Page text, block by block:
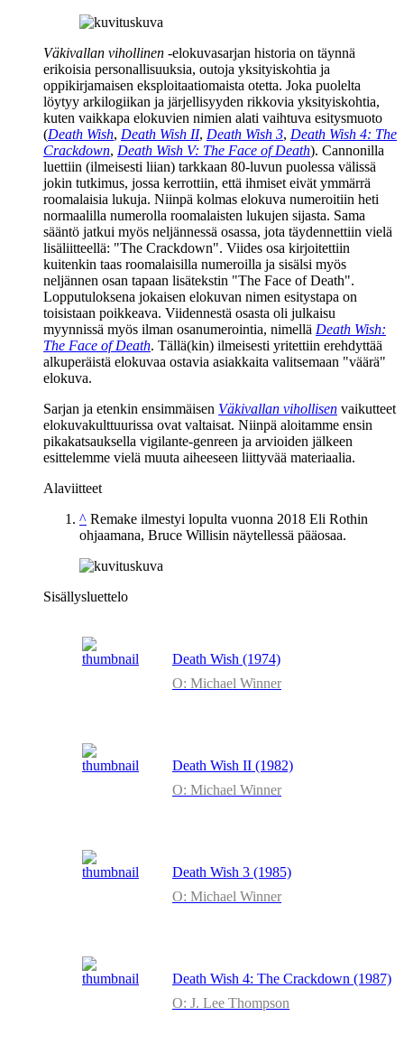
Väkivallan vihollinen ‑elokuvasarjan historia on täynnä
erikoisia personallisuuksia, outoja yksityiskohtia ja
oppikirjamaisen eksploitaatiomaista otetta. Joka puolelta
löytyy arkilogiikan ja järjellisyyden rikkovia yksityiskohtia,
kuten vaikkapa elokuvien nimien alati vaihtuva esitysmuoto
(Death Wish, Death Wish II, Death Wish 3, Death Wish 4: The
Crackdown, Death Wish V: The Face of Death). Cannonilla
luettiin (ilmeisesti liian) tarkkaan 80‑luvun puolessa välissä
jokin tutkimus, jossa kerrottiin, että ihmiset eivät ymmärrä
roomalaisia lukuja. Niinpä kolmas elokuva numeroitiin heti
normaalilla numerolla roomalaisten lukujen sijasta. Sama
sääntö jatkui myös neljännessä osassa, jota täydennettiin vielä
lisäliitteellä: "The Crackdown". Viides osa kirjoitettiin
kuitenkin taas roomalaisilla numeroilla ja sisälsi myös
neljännen osan tapaan lisätekstin "The Face of Death".
Lopputuloksena jokaisen elokuvan nimen esitystapa on
toisistaan poikkeava. Viidennestä osasta oli julkaisu
myynnissä myös ilman osanumerointia, nimellä Death Wish:
The Face of Death. Tällä(kin) ilmeisesti yritettiin erehdyttää
alkuperäistä elokuvaa ostavia asiakkaita valitsemaan "väärä"
elokuva.
Sarjan ja etenkin ensimmäisen Väkivallan vihollisen vaikutteet
elokuvakulttuurissa ovat valtaisat. Niinpä aloitamme ensin
pikakatsauksella vigilante-genreen ja arvioiden jälkeen
esittelemme vielä muuta aiheeseen liittyvää materiaalia.
Alaviitteet
^ Remake ilmestyi lopulta vuonna 2018 Eli Rothin
ohjaamana, Bruce Willisin näytellessä pääosaa.
Sisällysluettelo
Death Wish (1974)
O: Michael Winner
Death Wish II (1982)
O: Michael Winner
Death Wish 3 (1985)
O: Michael Winner
Death Wish 4: The Crackdown (1987)
O: J. Lee Thompson